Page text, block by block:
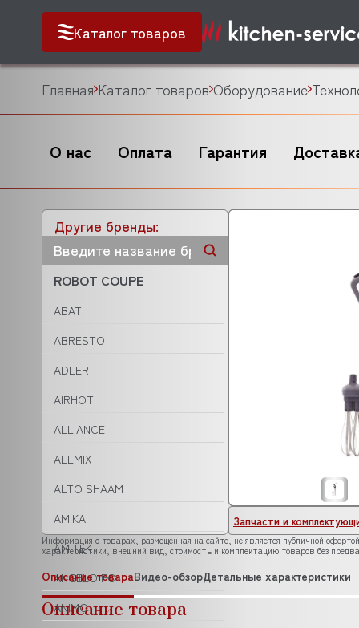
Каталог товаров
Главная Каталог товаров Оборудование
О нас Оплата Гарантия
Другие бренды:
ROBOT COUPE
ABAT
ABRESTO
ADLER
AIRHOT
ALLIANCE
ALLMIX
ALTO SHAAM
AMIKA
AMITEK
ANGELO PO
ANIMO
Запчасти и
Информация о товарах, размещенная на сайте, не является публичной
характеристики, внешний вид, стоимость и комплектацию товаров без
Описание товараВидео-обзорДетальные характеристики
Описание товара